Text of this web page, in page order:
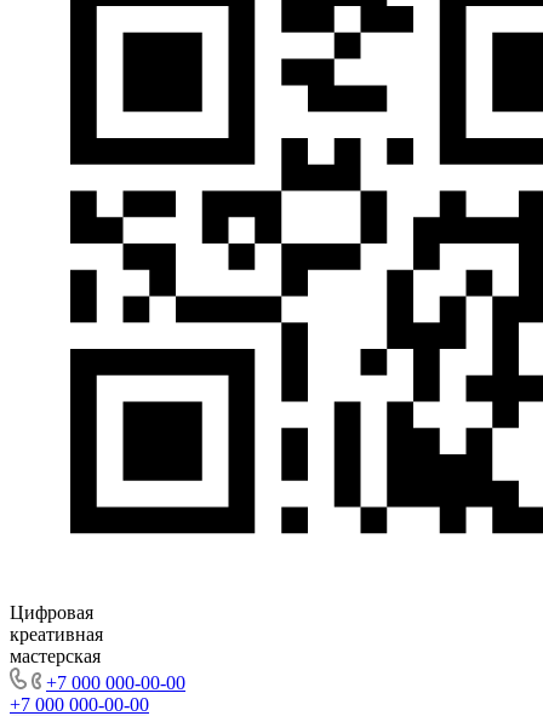
Цифровая
креативная
мастерская
+7 000 000-00-00
+7 000 000-00-00